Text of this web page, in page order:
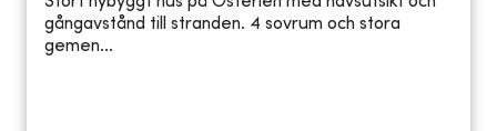
gångavstånd till stranden. 4 sovrum och stora
gemen...